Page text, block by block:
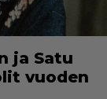
ja Satu
vuoden